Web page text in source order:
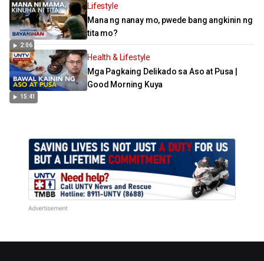
2:06
Lifestyle
Mana ng nanay mo, pwede bang angkinin ng
tita mo?
15:41
Health & Lifestyle
Mga Pagkaing Delikado sa Aso at Pusa |
Good Morning Kuya